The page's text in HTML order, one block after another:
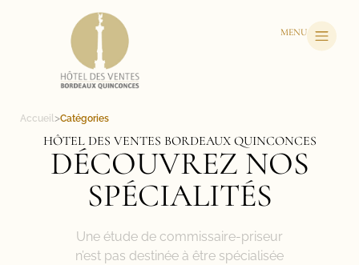
MENU
Accueil>Catégories
HÔTEL DES VENTES BORDEAUX QUINCONCES
DÉCOUVREZ NOS
SPÉCIALITÉS
Une étude de commissaire-priseur
n’est pas destinée à être spécialisée